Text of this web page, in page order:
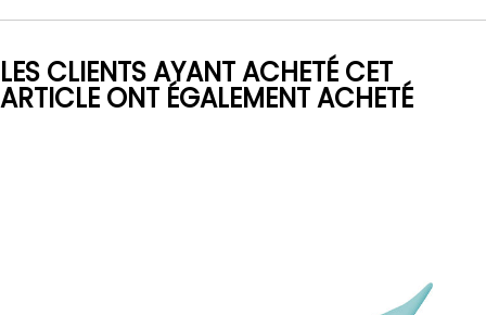
LES CLIENTS AYANT ACHETÉ CET
ARTICLE ONT ÉGALEMENT ACHETÉ